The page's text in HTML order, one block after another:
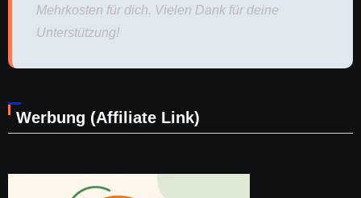
Mehrkosten für dich. Vielen Dank für deine
Unterstützung!
Werbung (Affiliate Link)